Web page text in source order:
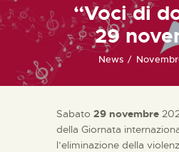
BIBLIOTECA
ELISA SALERNO
CONTATTI
“Voci di
29
News
Sabato 29 novembre
della Giornata
l’eliminazione della